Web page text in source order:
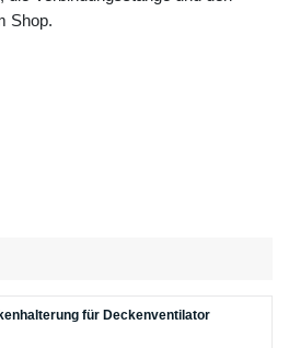
Shop.
für Deckenventilator